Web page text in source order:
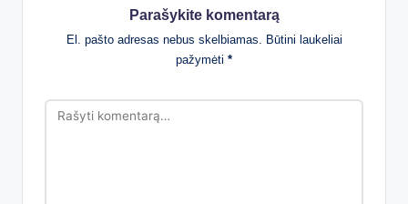
Parašykite komentarą
El. pašto adresas nebus skelbiamas.
Būtini laukeliai
pažymėti *